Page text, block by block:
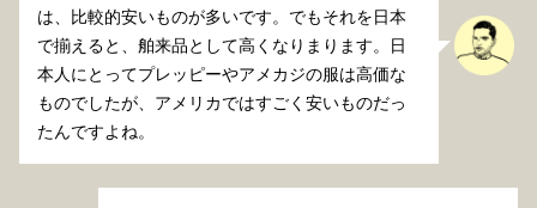
は、比較的安いものが多いです。でもそれを日本
で揃えると、舶来品として高くなりまります。日
本人にとってプレッピーやアメカジの服は高価な
ものでしたが、アメリカではすごく安いものだっ
たんですよね。